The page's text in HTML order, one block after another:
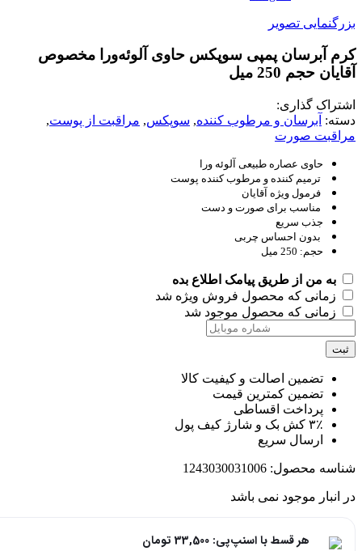
تصویر
آبرسان پمپی سوپکس حاوی آلوئه‌ورا مخصوص
حجم 250 میل
گذاری:
آبرسان و مرطوب کننده, سوپکس, مراقبت از پوست,
صورت
حاوی عصاره طبیعی آلوئه ورا
ترمیم کننده و مرطوب کننده پوست
فرمول ویژه آقایان
مناسب برای صورت و دست
جذب سریع
بدون احساس چربی
حجم: 250 میل
به من از طریق پیامک اطلاع بده
زمانی که محصول فروش ویژه شد
زمانی که محصول موجود شد
تضمین اصالت و کیفیت کالا
تضمین کمترین قیمت
پرداخت اقساطی
۳٪ کش بک و شارژ کیف پول
ارسال سریع
محصول:1243030031006
موجود نمی باشد
هر قسط با اسنپ‌پی:33,500 تومان